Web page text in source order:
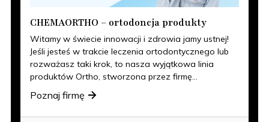
CHEMAORTHO – ortodoncja produkty
Witamy w świecie innowacji i zdrowia jamy ustnej!
Jeśli jesteś w trakcie leczenia ortodontycznego lub
rozważasz taki krok, to nasza wyjątkowa linia
produktów Ortho, stworzona przez firmę...
Poznaj firmę